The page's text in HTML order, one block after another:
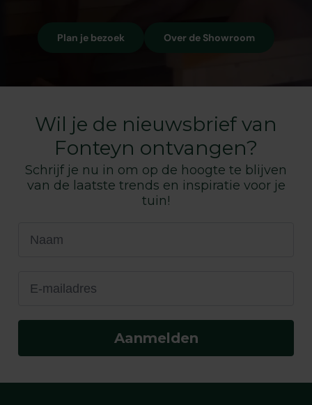
Plan je bezoek Over de Showroom
Wil je de nieuwsbrief van
Fonteyn ontvangen?
Schrijf je nu in om op de hoogte te blijven
van de laatste trends en inspiratie voor je
tuin!
Aanmelden